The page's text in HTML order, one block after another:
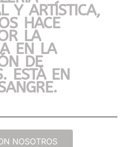
Y ARTÍSTICA,
HACE
LA
EN LA
DE
ESTÁ EN
NOSOTROS